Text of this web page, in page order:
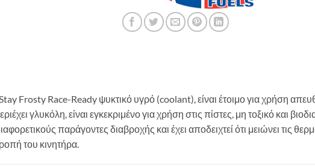
Frosty Race-Ready ψυκτικό υγρό (coolant), είναι έτοιμο για χρήση
γλυκόλη, είναι εγκεκριμένο για χρήση στις πίστες, μη τοξικό και
παράγοντες διαβροχής και έχει αποδειχτεί ότι μειώνει τις
του κινητήρα.